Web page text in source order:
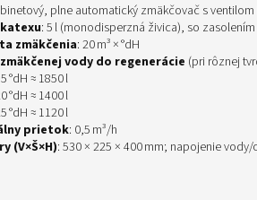
plne automatický zmäkčovač s ventilom
: 5 l (monodisperzná živica), so
zmäkčenia: 20 m³ × °dH
vody do regenerácie (pri rôznej
°dH ≈ 1850 l
°dH ≈ 1400 l
°dH ≈ 1120 l
prietok: 0,5 m³/h
(V×Š×H): 530 × 225 × 400 mm; napojenie